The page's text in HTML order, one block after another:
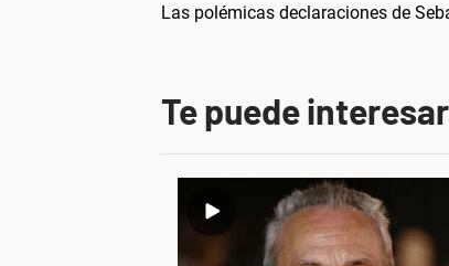
Las polémicas declaraciones de
Te puede interesar